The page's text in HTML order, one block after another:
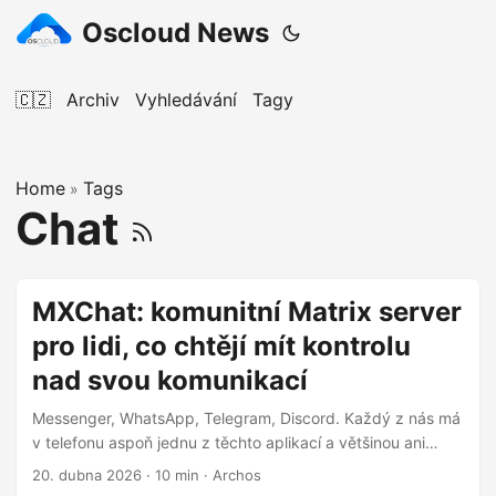
Oscloud News
🇨🇿 Archiv Vyhledávání Tagy
Home » Tags
Chat
MXChat: komunitní Matrix server
pro lidi, co chtějí mít kontrolu
nad svou komunikací
Messenger, WhatsApp, Telegram, Discord. Každý z nás má
v telefonu aspoň jednu z těchto aplikací a většinou ani
nepřemýšlíme nad tím, komu vlastně posíláme své zprávy.
20. dubna 2026 · 10 min · Archos